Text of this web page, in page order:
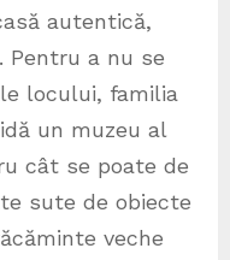
autentică,
Pentru a nu se
locului, familia
un muzeu al
cât se poate de
sute de obiecte
veche